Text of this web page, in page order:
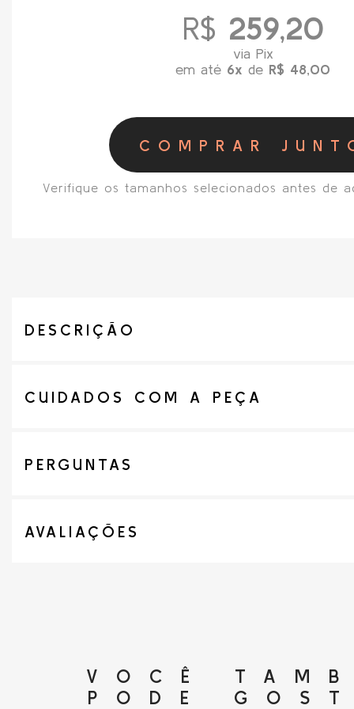
R$ 259,20
via Pix
em até 6x de R$ 48,00
COMPRAR
Verifique os tamanhos selecionados antes de
DESCRIÇÃO
CUIDADOS COM A PEÇA
PERGUNTAS
AVALIAÇÕES
VOCÊ
PODE